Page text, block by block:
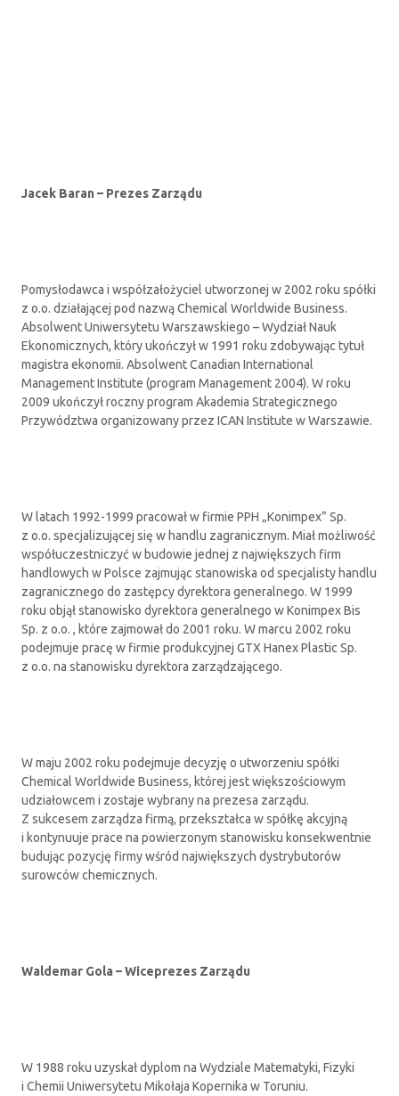
Jacek Baran – Prezes Zarządu
Pomysłodawca i współzałożyciel utworzonej w 2002 roku spółki
z o.o. działającej pod nazwą Chemical Worldwide Business.
Absolwent Uniwersytetu Warszawskiego – Wydział Nauk
Ekonomicznych, który ukończył w 1991 roku zdobywając tytuł
magistra ekonomii. Absolwent Canadian International
Management Institute (program Management 2004). W roku
2009 ukończył roczny program Akademia Strategicznego
Przywództwa organizowany przez ICAN Institute w Warszawie.
W latach 1992-1999 pracował w firmie PPH „Konimpex” Sp.
z o.o. specjalizującej się w handlu zagranicznym. Miał możliwość
współuczestniczyć w budowie jednej z największych firm
handlowych w Polsce zajmując stanowiska od specjalisty handlu
zagranicznego do zastępcy dyrektora generalnego. W 1999
roku objął stanowisko dyrektora generalnego w Konimpex Bis
Sp. z o.o. , które zajmował do 2001 roku. W marcu 2002 roku
podejmuje pracę w firmie produkcyjnej GTX Hanex Plastic Sp.
z o.o. na stanowisku dyrektora zarządzającego.
W maju 2002 roku podejmuje decyzję o utworzeniu spółki
Chemical Worldwide Business, której jest większościowym
udziałowcem i zostaje wybrany na prezesa zarządu.
Z sukcesem zarządza firmą, przekształca w spółkę akcyjną
i kontynuuje prace na powierzonym stanowisku konsekwentnie
budując pozycję firmy wśród największych dystrybutorów
surowców chemicznych.
Waldemar Gola – Wiceprezes Zarządu
W 1988 roku uzyskał dyplom na Wydziale Matematyki, Fizyki
i Chemii Uniwersytetu Mikołaja Kopernika w Toruniu.